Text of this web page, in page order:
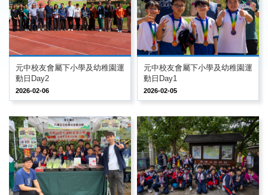
元中校友會屬下小學及幼稚園運
動日Day2
2026-02-06
元中校友會屬下小學及幼稚園運
動日Day1
2026-02-05